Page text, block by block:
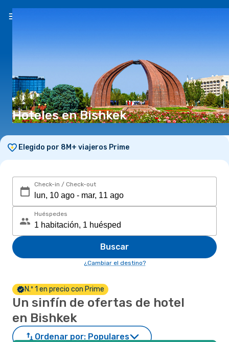
Hoteles en Bishkek
Elegido por 8M+ viajeros Prime
Check-in / Check-out
Huéspedes
Buscar
¿Cambiar el destino?
N.º 1 en precio con Prime
Un sinfín de ofertas de hotel
en Bishkek
Ordenar por: Populares